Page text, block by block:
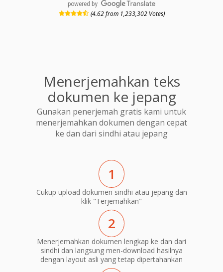
powered by
(4.62 from 1,233,302 Votes)
Menerjemahkan teks
dokumen ke jepang
Gunakan penerjemah gratis kami untuk
menerjemahkan dokumen dengan cepat
ke dan dari sindhi atau jepang
1
Cukup upload dokumen sindhi atau jepang dan
klik "Terjemahkan"
2
Menerjemahkan dokumen lengkap ke dan dari
sindhi dan langsung men-download hasilnya
dengan layout asli yang tetap dipertahankan